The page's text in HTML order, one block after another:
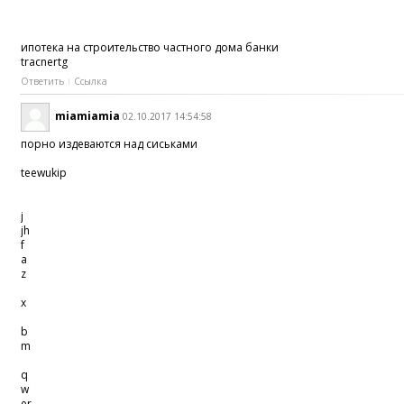
ипотека на строительство частного дома банки
tracnertg
Ответить Ссылка
miamiamia 02.10.2017 14:54:58
порно издеваются над сиськами
teewukip
j
jh
f
a
z
x
b
m
q
w